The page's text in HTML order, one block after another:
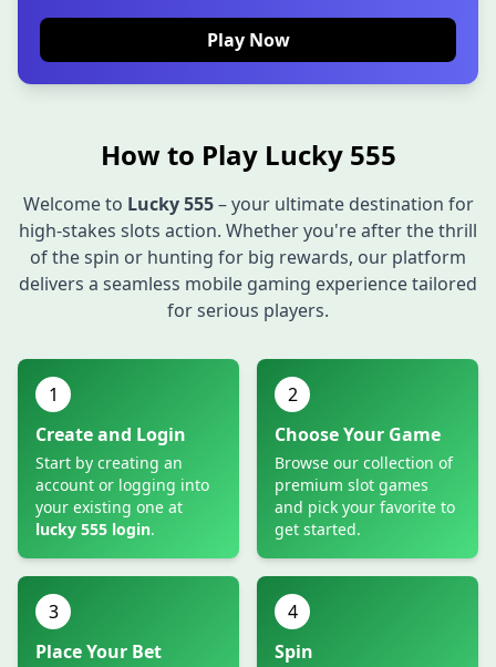
Play Now
How to Play Lucky 555
Welcome to Lucky 555– your ultimate destination for
high-stakes slots action. Whether you're after the thrill
of the spin or hunting for big rewards, our platform
delivers a seamless mobile gaming experience tailored
for serious players.
1
Create and Login
Start by creating an
account or logging into
your existing one at
lucky 555 login.
2
Choose Your Game
Browse our collection of
premium slot games
and pick your favorite to
get started.
3
Place Your Bet
4
Spin